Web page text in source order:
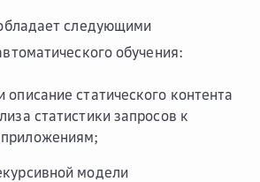
следующими
обучения:
описание статического контента
статистики запросов к
модели